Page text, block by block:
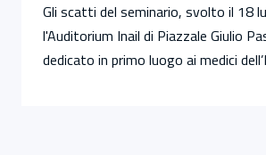
Gli scatti del seminario, svolto il 18
l'Auditorium Inail di Piazzale Giulio
dedicato in primo luogo ai medici